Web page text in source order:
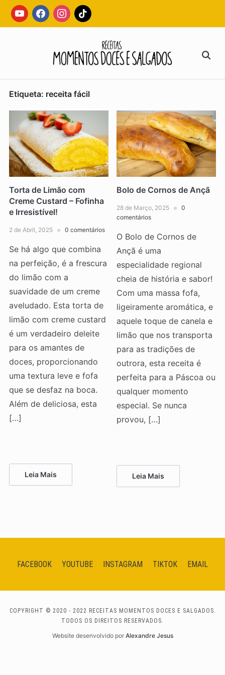
Skipyoutubefacebookinstagram
tiktok
Search
for:
Etiqueta: receita fácil
Torta de Limão com
Creme Custard – Fofinha
e Irresistível!
2 de Abril, 2025 0 comentários
Se há algo que combina
na perfeição, é a frescura
do limão com a
suavidade de um creme
aveludado. Esta torta de
limão com creme custard
é um verdadeiro deleite
para os amantes de
doces, proporcionando
uma textura leve e fofa
que se desfaz na boca.
Além de deliciosa, esta
[…]
Leia Mais
Bolo de Cornos de Ançã
28 de Março, 2025
0
comentários
O Bolo de Cornos de
Ançã é uma
especialidade regional
cheia de história e sabor!
Com uma massa fofa,
ligeiramente aromática, e
aquele toque de canela e
limão que nos transporta
para as tradições de
outrora, esta receita é
perfeita para a Páscoa ou
qualquer momento
especial. Se nunca
provou, […]
Leia Mais
FACEBOOK YOUTUBE INSTAGRAM TIKTOK EMAIL
COPYRIGHT © 2020 - 2022 RECEITAS MOMENTOS DOCES E SALGADOS.
TODOS OS DIREITOS RESERVADOS.
Website desenvolvido por Alexandre Jesus